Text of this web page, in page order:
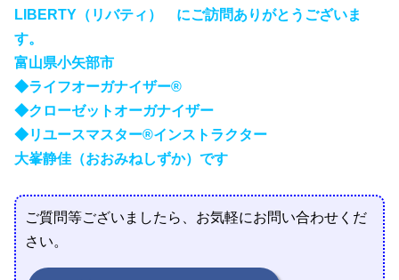
LIBERTY（リバティ） にご訪問ありがとうございま
す。
富山県小矢部市
◆ライフオーガナイザー®
◆クローゼットオーガナイザー
◆リユースマスター®インストラクター
大峯静佳（おおみねしずか）です
ご質問等ございましたら、お気軽にお問い合わせくだ
さい。